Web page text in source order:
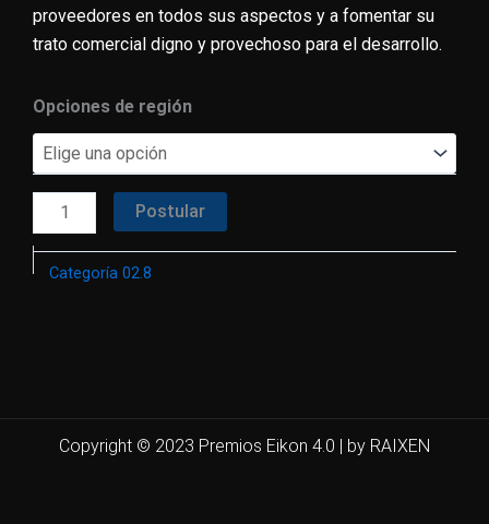
proveedores en todos sus aspectos y a fomentar su
trato comercial digno y provechoso para el desarrollo.
Opciones de región
02.08
-
Sustentabilidad
de
Proveedores
cantidad
Postular
Categoría 02.8
Copyright © 2023 Premios Eikon 4.0 | by RAIXEN